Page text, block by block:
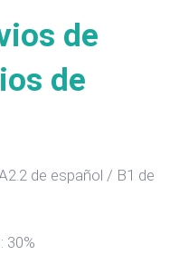
de
de
de español / B1 de
30%